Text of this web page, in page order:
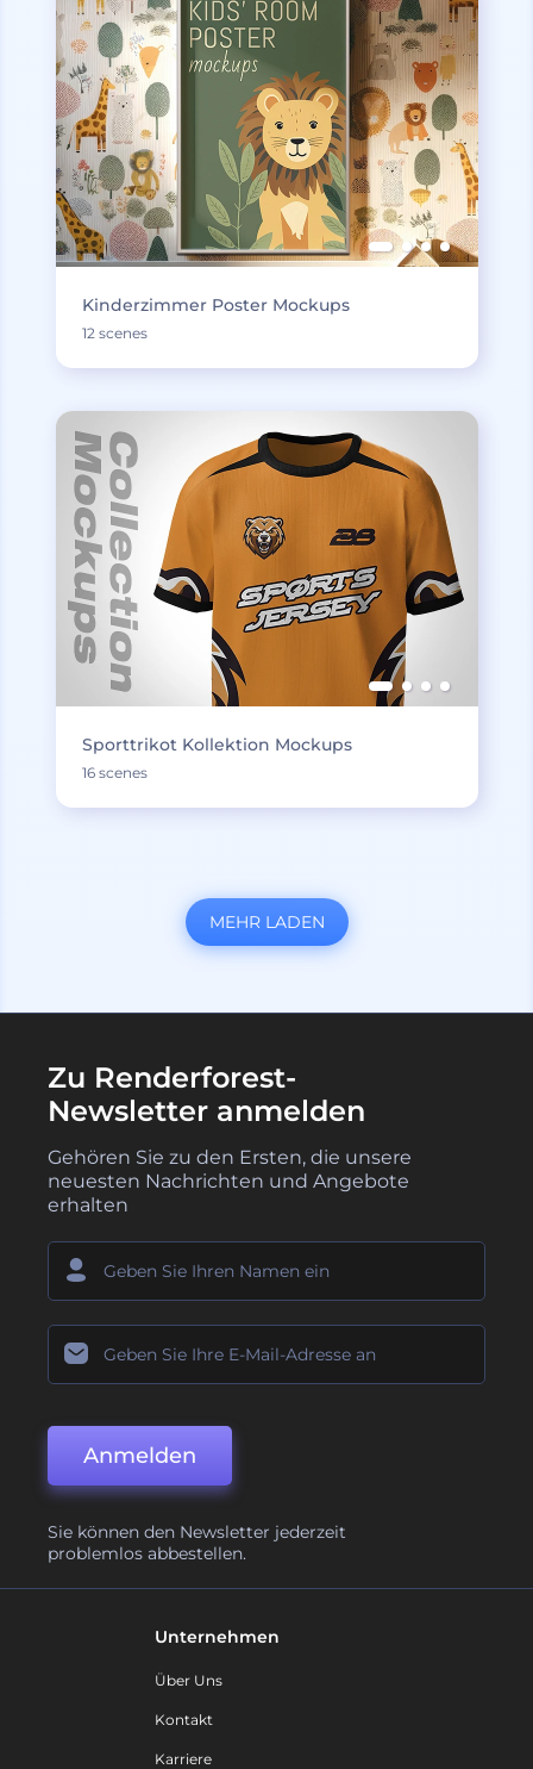
Kinderzimmer Poster Mockups
12 scenes
Sporttrikot Kollektion Mockups
16 scenes
MEHR LADEN
Zu Renderforest-
Newsletter anmelden
Gehören Sie zu den Ersten, die unsere
neuesten Nachrichten und Angebote
erhalten
Anmelden
Sie können den Newsletter jederzeit
problemlos abbestellen.
Unternehmen
Über Uns
Kontakt
Karriere